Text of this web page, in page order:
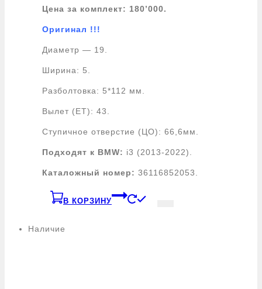
Цена за комплект: 180’000.
Оригинал !!!
Диаметр — 19.
Ширина: 5.
Разболтовка: 5*112 мм.
Вылет (ET): 43.
Ступичное отверстие (ЦО): 66,6мм.
Подходят к BMW: i3 (2013-2022).
Каталожный номер: 36116852053.
В КОРЗИНУ
Наличие